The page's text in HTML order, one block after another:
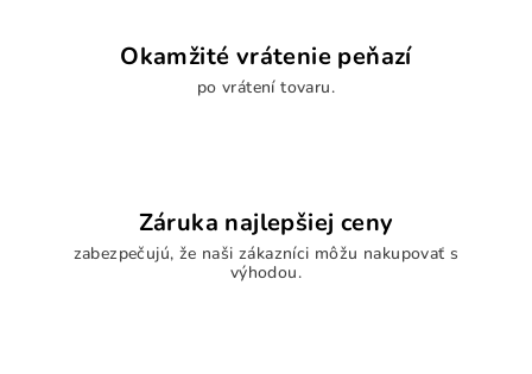
Okamžité vrátenie peňazí
po vrátení tovaru.
Záruka najlepšiej ceny
zabezpečujú, že naši zákazníci môžu nakupovať s
výhodou.